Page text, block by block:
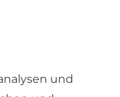
und